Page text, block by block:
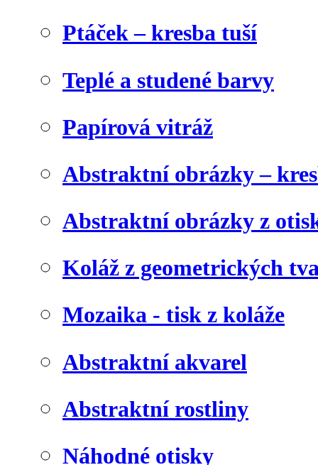
Ptáček – kresba tuší
Teplé a studené barvy
Papírová vitráž
Abstraktní obrázky –
Abstraktní obrázky z
Koláž z geometrických
Mozaika - tisk z koláže
Abstraktní akvarel
Abstraktní rostliny
Náhodné otisky